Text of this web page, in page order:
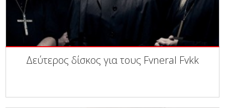
Δεύτερος δίσκος για τους Fvneral Fvkk